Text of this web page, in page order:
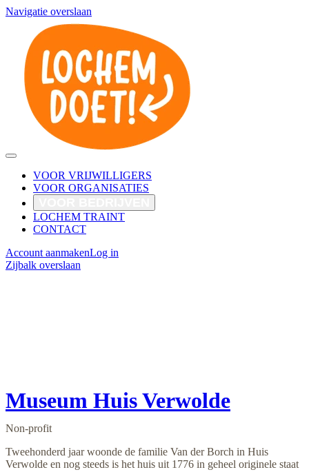
Navigatie overslaan
VOOR VRIJWILLIGERS
VOOR ORGANISATIES
LOCHEM TRAINT
CONTACT
Account aanmakenLog in
Zijbalk overslaan
Museum Huis Verwolde
Non-profit
Tweehonderd jaar woonde de familie Van der Borch in Huis
Verwolde en nog steeds is het huis uit 1776 in geheel originele staat